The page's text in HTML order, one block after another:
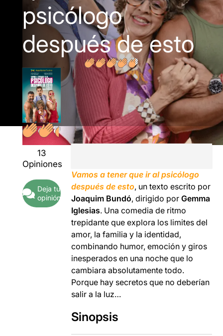
psicólogo
después de esto
13
Opiniones
Deja tu
opinión
Vamos a tener que ir al psicólogo
después de esto, un texto escrito por
Joaquim Bundó, dirigido porGemma
Iglesias. Una comedia de ritmo
trepidante que explora los limites del
amor, la familia y la identidad,
combinando humor, emoción y giros
inesperados en una noche que lo
cambiara absolutamente todo.
Porque hay secretos que no deberían
salir a la luz…
Sinopsis